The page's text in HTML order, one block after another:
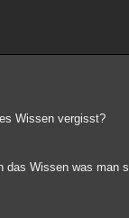
Wissen vergisst?
das Wissen was man